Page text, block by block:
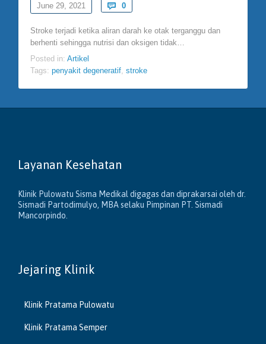
June 29, 2021  0Comments
Stroke terjadi ketika aliran darah ke otak terganggu dan
berhenti sehingga nutrisi dan oksigen tidak…
Posted in: Artikel
Tags: penyakit degeneratif stroke
Layanan Kesehatan
Klinik Pulowatu Sisma Medikal digagas dan diprakarsai oleh dr.
Sismadi Partodimulyo, MBA selaku Pimpinan PT. Sismadi
Mancorpindo.
Jejaring Klinik
Klinik Pratama Pulowatu
Klinik Pratama Semper